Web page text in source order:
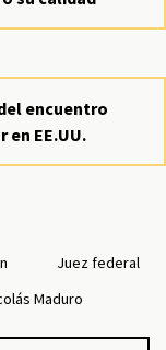
encuentro
EE.UU.
Juez federal
Maduro